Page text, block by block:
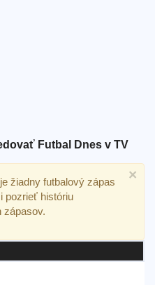
Futbal Dnes v TV
×
žiadny futbalový zápas
pozrieť históriu
zápasov.